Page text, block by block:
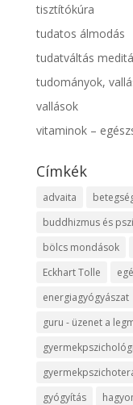
tisztítókúra
tudatos álmodás
tudatváltás
tudományok,
vallások
vitaminok –
Címkék
advaita
buddhizmus és
bölcs mondások
Eckhart Tolle
energiagyógyászat
guru - üzenet a
gyógyítás